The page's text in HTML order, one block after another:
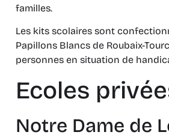
familles.
Les kits scolaires sont
Papillons Blancs de Roubaix-
personnes en situation de
Ecoles
Notre Dame de